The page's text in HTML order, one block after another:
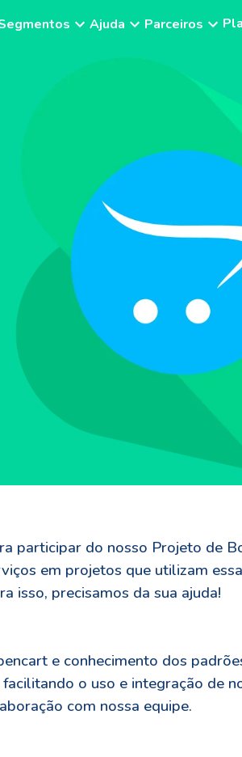
Ajuda Parceiros
do nosso Projeto de
em projetos que utilizam
isso, precisamos da sua ajuda!
e conhecimento dos
o uso e integração de
com nossa equipe.